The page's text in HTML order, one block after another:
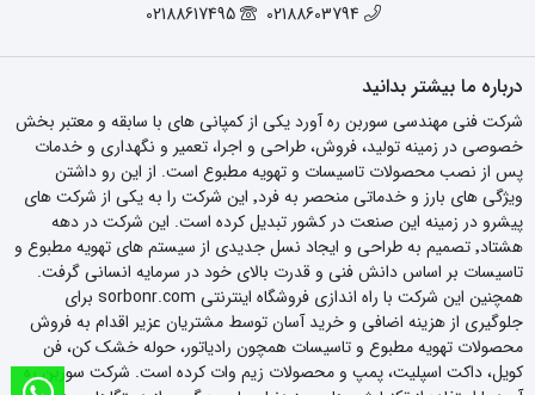
02188603794
02188617495
درباره ما بیشتر بدانید
شرکت فنی مهندسی سوربن ره آورد یکی از کمپانی های با سابقه و معتبر بخش
خصوصی در زمینه تولید، فروش، طراحی و اجرا، تعمیر و نگهداری و خدمات
پس از نصب محصولات تاسیسات و تهویه مطبوع است. از این رو داشتن
ویژگی های بارز و خدماتی منحصر به فرد٬ این شرکت را به یکی از شرکت های
پیشرو در زمینه این صنعت در کشور تبدیل کرده است. این شرکت در دهه
هشتاد٬ تصمیم به طراحی و ایجاد نسل جدیدی از سیستم های تهویه مطبوع و
تاسیسات بر اساس دانش فنی و قدرت بالای خود در سرمایه انسانی گرفت.
همچنین این شرکت با راه اندازی فروشگاه اینترنتی sorbonr.com برای
جلوگیری از هزینه اضافی و خرید آسان توسط مشتریان عزیر اقدام به فروش
محصولات تهویه مطبوع و تاسیسات همچون رادیاتور، حوله خشک کن، فن
کویل، داکت اسپلیت، پمپ و محصولات زیم وات کرده است. شرکت سوربن ره